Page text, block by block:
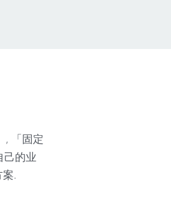
, 「固定
己的业
.